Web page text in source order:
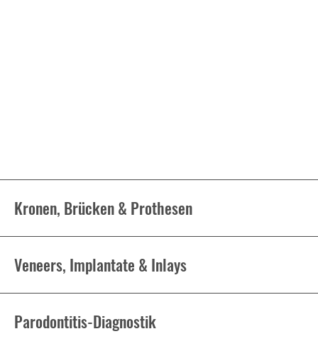
Kronen, Brücken & Prothesen
Veneers, Implantate & Inlays
Parodontitis-Diagnostik